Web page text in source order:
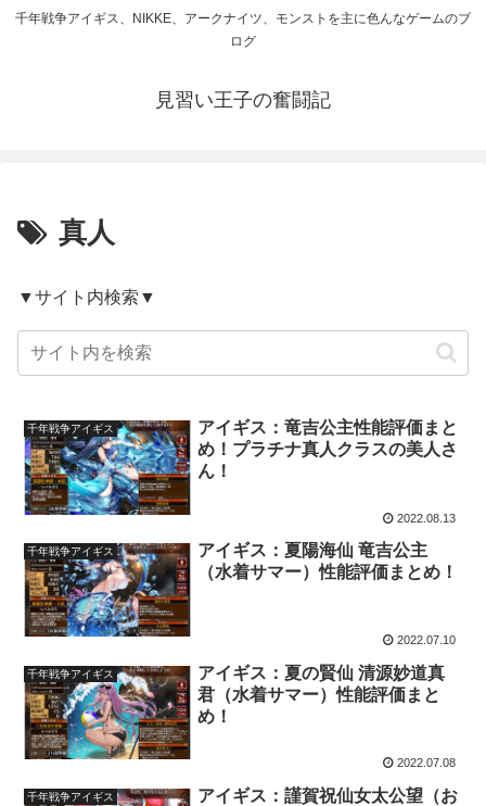
千年戦争アイギス、NIKKE、アークナイツ、モンストを主に色んなゲームのブ
ログ
見習い王子の奮闘記
真人
▼サイト内検索▼
千年戦争アイギス
アイギス：竜吉公主性能評価まと
め！プラチナ真人クラスの美人さ
ん！
2022.08.13
千年戦争アイギス
アイギス：夏陽海仙 竜吉公主
（水着サマー）性能評価まとめ！
2022.07.10
千年戦争アイギス
アイギス：夏の賢仙 清源妙道真
君（水着サマー）性能評価まと
め！
2022.07.08
千年戦争アイギス
アイギス：謹賀祝仙女太公望（お